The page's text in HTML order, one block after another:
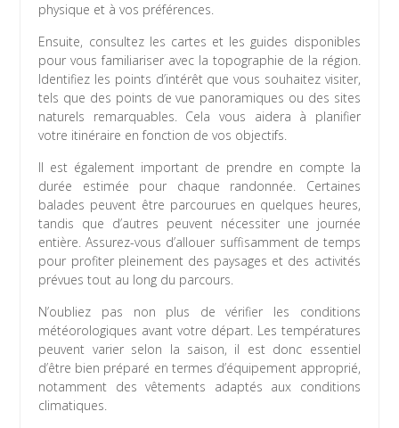
physique et à vos préférences.
Ensuite, consultez les cartes et les guides disponibles
pour vous familiariser avec la topographie de la région.
Identifiez les points d’intérêt que vous souhaitez visiter,
tels que des points de vue panoramiques ou des sites
naturels remarquables. Cela vous aidera à planifier
votre itinéraire en fonction de vos objectifs.
Il est également important de prendre en compte la
durée estimée pour chaque randonnée. Certaines
balades peuvent être parcourues en quelques heures,
tandis que d’autres peuvent nécessiter une journée
entière. Assurez-vous d’allouer suffisamment de temps
pour profiter pleinement des paysages et des activités
prévues tout au long du parcours.
N’oubliez pas non plus de vérifier les conditions
météorologiques avant votre départ. Les températures
peuvent varier selon la saison, il est donc essentiel
d’être bien préparé en termes d’équipement approprié,
notamment des vêtements adaptés aux conditions
climatiques.